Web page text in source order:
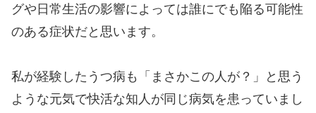
グや日常生活の影響によっては誰にでも陥る可能性
のある症状だと思います。
私が経験したうつ病も「まさかこの人が？」と思う
ような元気で快活な知人が同じ病気を患っていまし